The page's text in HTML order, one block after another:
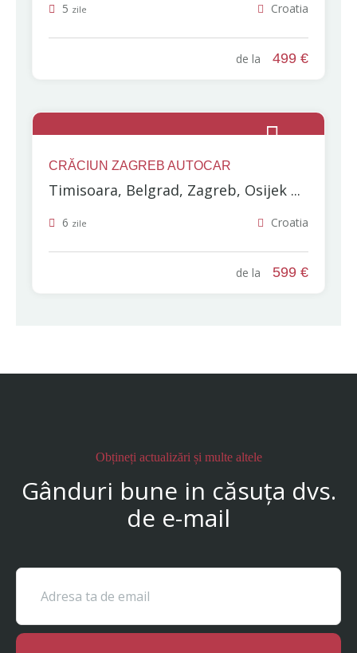
5 zile Croatia
de la 499 €
CRĂCIUN ZAGREB AUTOCAR
Timisoara, Belgrad, Zagreb, Osijek ...
6 zile Croatia
de la 599 €
Obțineți actualizări și multe altele
Gânduri bune in căsuța dvs.
de e-mail